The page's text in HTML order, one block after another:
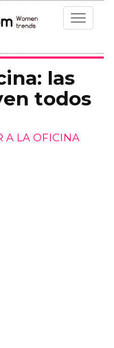
Toggle
las
todos
A LA OFICINA